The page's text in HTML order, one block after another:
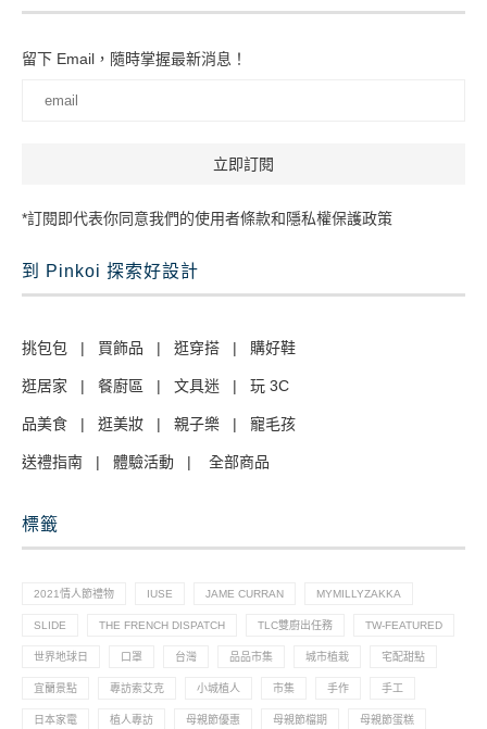
留下 Email，隨時掌握最新消息！
*訂閱即代表你同意我們的使用者條款和隱私權保護政策
到 Pinkoi 探索好設計
挑包包 | 買飾品 | 逛穿搭 | 購好鞋
逛居家 | 餐廚區 | 文具迷 | 玩 3C
品美食 | 逛美妝 | 親子樂 | 寵毛孩
送禮指南 | 體驗活動 | 全部商品
標籤
2021情人節禮物 IUSE JAME CURRAN MYMILLYZAKKA
SLIDE THE FRENCH DISPATCH TLC雙廚出任務 TW-FEATURED
世界地球日 口罩 台灣 品品市集 城市植栽 宅配甜點
宜蘭景點 專訪索艾克 小城植人 市集 手作 手工
日本家電 植人專訪 母親節優惠 母親節檔期 母親節蛋糕